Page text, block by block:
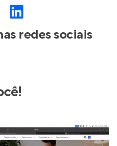
redes sociais